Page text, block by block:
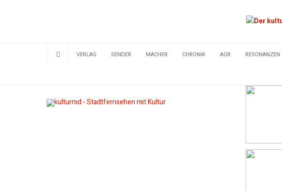
VERLAG SENDER MACHER CHRONIK AGB RESONANZEN